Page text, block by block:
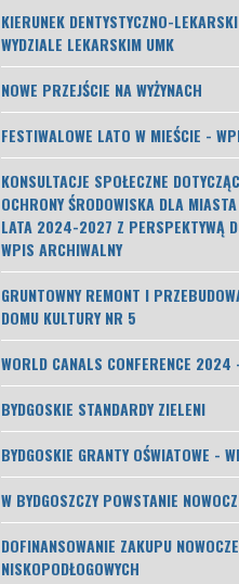
KIERUNEK DENTYSTYCZNO-
WYDZIALE LEKARSKIM UMK
NOWE PRZEJŚCIE NA WYŻYNACH
FESTIWALOWE LATO W MIEŚCIE -
KONSULTACJE SPOŁECZNE
OCHRONY ŚRODOWISKA DLA
LATA 2024-2027 Z PERSPEKTYWĄ
WPIS ARCHIWALNY
GRUNTOWNY REMONT I
DOMU KULTURY NR 5
WORLD CANALS CONFERENCE
BYDGOSKIE STANDARDY ZIELENI
BYDGOSKIE GRANTY OŚWIATOWE -
W BYDGOSZCZY POWSTANIE
DOFINANSOWANIE ZAKUPU
NISKOPODŁOGOWYCH